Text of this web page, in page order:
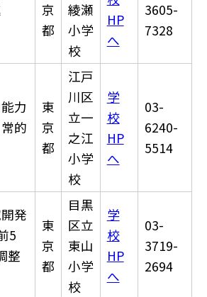
京
都
綾瀬
小学
校
HP
へ
3605-
7328
力
的
東
京
都
江戸
川区
立一
之江
小学
校
学
校
HP
へ
03-
6240-
5514
発
5
整
東
京
都
目黒
区立
東山
小学
校
学
校
HP
へ
03-
3719-
2694